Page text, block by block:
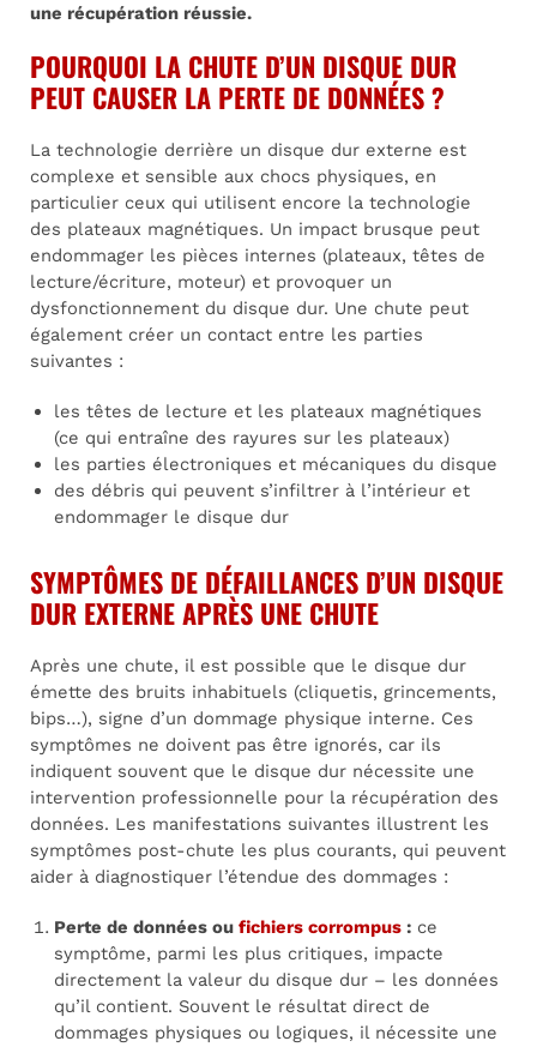
une récupération réussie.
POURQUOI LA CHUTE D’UN DISQUE DUR
PEUT CAUSER LA PERTE DE DONNÉES ?
La technologie derrière un disque dur externe est
complexe et sensible aux chocs physiques, en
particulier ceux qui utilisent encore la technologie
des plateaux magnétiques. Un impact brusque peut
endommager les pièces internes (plateaux, têtes de
lecture/écriture, moteur) et provoquer un
dysfonctionnement du disque dur. Une chute peut
également créer un contact entre les parties
suivantes :
les têtes de lecture et les plateaux magnétiques
(ce qui entraîne des rayures sur les plateaux)
les parties électroniques et mécaniques du disque
des débris qui peuvent s’infiltrer à l’intérieur et
endommager le disque dur
SYMPTÔMES DE DÉFAILLANCES D’UN DISQUE
DUR EXTERNE APRÈS UNE CHUTE
Après une chute, il est possible que le disque dur
émette des bruits inhabituels (cliquetis, grincements,
bips…), signe d’un dommage physique interne. Ces
symptômes ne doivent pas être ignorés, car ils
indiquent souvent que le disque dur nécessite une
intervention professionnelle pour la récupération des
données. Les manifestations suivantes illustrent les
symptômes post-chute les plus courants, qui peuvent
aider à diagnostiquer l’étendue des dommages :
Perte de données ou fichiers corrompus : ce
symptôme, parmi les plus critiques, impacte
directement la valeur du disque dur – les données
qu’il contient. Souvent le résultat direct de
dommages physiques ou logiques, il nécessite une